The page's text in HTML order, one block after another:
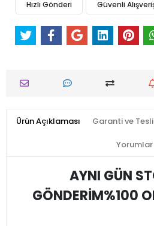
Hızlı Gönderi Güvenli
Ürün Açıklaması Garanti ve
Yorumlar
AYNI GÜN
GÖNDERİM%100